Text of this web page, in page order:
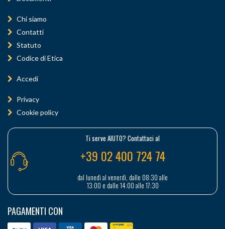
Chi siamo
Contatti
Statuto
Codice di Etica
Accedi
Privacy
Cookie policy
Ti serve AIUTO? Contattaci al
+39 02 400 724 74
dal lunedì al venerdì, dalle 08:30 alle
13:00 e dalle 14:00 alle 17:30
PAGAMENTI CON